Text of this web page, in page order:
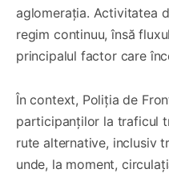
aglomerația. Activitatea
regim continuu, însă
principalul factor care
În context, Poliția de
participanților la traficul
rute alternative, inclusiv
unde, la moment,